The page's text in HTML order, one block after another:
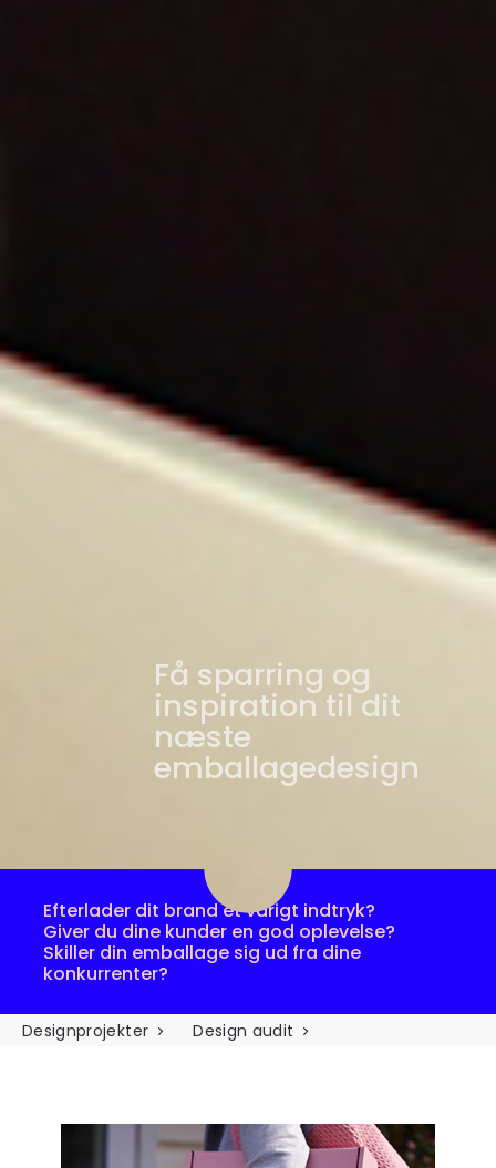
Få sparring og
inspiration til dit
næste
emballagedesign
Efterlader dit brand et varigt indtryk?
Giver du dine kunder en god oplevelse?
Skiller din emballage sig ud fra dine
konkurrenter?
Designprojekter Design audit